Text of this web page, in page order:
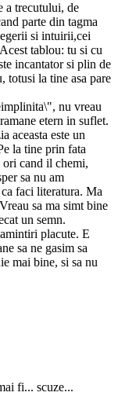
a trecutului, de
parte din tagma
si intuirii,cei
tablou: tu si cu
incantator si plin de
totusi la tine asa pare
nu vreau
etern in suflet.
aceasta este un
la tine prin fata
cand il chemi,
sa nu am
faci literatura. Ma
sa ma simt bine
un semn.
placute. E
sa ne gasim sa
mai bine, si sa nu
fi... scuze...